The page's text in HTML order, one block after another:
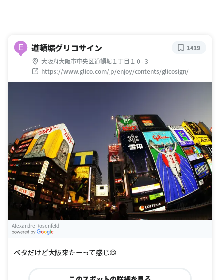
E 道頓堀グリコサイン
大阪府大阪市中央区道頓堀１丁目１０-３
https://www.glico.com/jp/enjoy/contents/glicosign/
1419
Alexandre Rosenfeld
ベタだけど大阪来たーって感じ😆